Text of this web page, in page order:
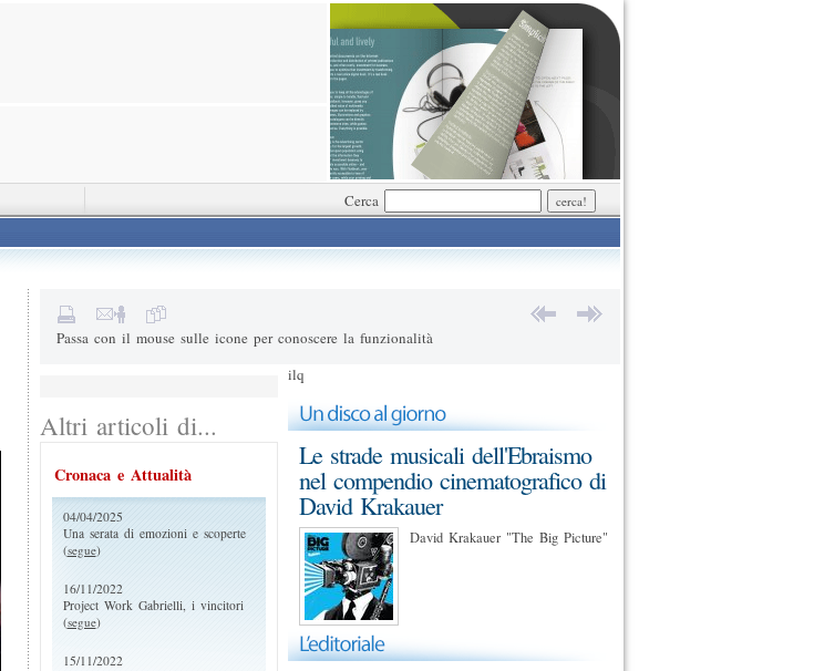
Cerca
Passa con il mouse sulle icone per conoscere la funzionalità
Il tuo nome *
Messaggio
Altri articoli di...
Cronaca e Attualità
04/04/2025
Una serata di emozioni e scoperte
(segue)
16/11/2022
Project Work Gabrielli, i vincitori
(segue)
15/11/2022
ilq
Le strade musicali dell'Ebraismo
nel compendio cinematografico di
David Krakauer
David Krakauer "The Big Picture"